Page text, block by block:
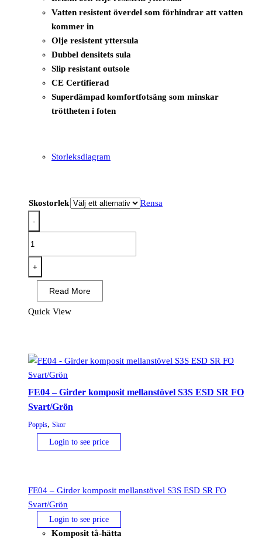
Vatten resistent överdel som förhindrar att vatten
kommer in
Olje resistent yttersula
Dubbel densitets sula
Slip resistant outsole
CE Certifierad
Superdämpad komfortfotsäng som minskar
tröttheten i foten
Storleksdiagram
Skostorlek Rensa
-
Girder
komposit
mellanstövel
S3S
mängd
+
Read More
Quick View
FE04 – Girder komposit mellanstövel S3S ESD SR FO
Svart/Grön
Poppis, Skor
Login to see price
FE04 – Girder komposit mellanstövel S3S ESD SR FO
Svart/Grön
Login to see price
Komposit tå-hätta